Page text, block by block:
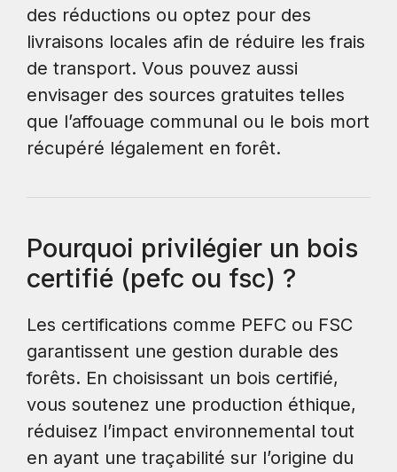
des réductions ou optez pour des
livraisons locales afin de réduire les frais
de transport. Vous pouvez aussi
envisager des sources gratuites telles
que l’affouage communal ou le bois mort
récupéré légalement en forêt.
Pourquoi privilégier un bois
certifié (pefc ou fsc) ?
Les certifications comme PEFC ou FSC
garantissent une gestion durable des
forêts. En choisissant un bois certifié,
vous soutenez une production éthique,
réduisez l’impact environnemental tout
en ayant une traçabilité sur l’origine du